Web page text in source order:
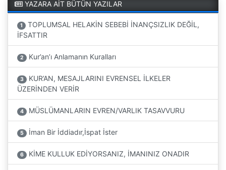
YAZARA AİT BÜTÜN YAZILAR
1
TOPLUMSAL HELAKİN SEBEBİ İNANÇSIZLIK DEĞİL,
İFSATTIR
2 Kur’an’ı Anlamanın Kuralları
3
KUR’AN, MESAJLARINI EVRENSEL İLKELER
ÜZERİNDEN VERİR
4 MÜSLÜMANLARIN EVREN/VARLIK TASAVVURU
5 İman Bir İddiadır,İspat İster
6 KİME KULLUK EDİYORSANIZ, İMANINIZ ONADIR